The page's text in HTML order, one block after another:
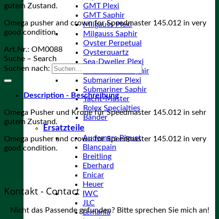
GMT Plexi
GMT Saphir
Milgauss Plexi
Milgauss Saphir
Oyster Perpetual
Oysterquartz
Sea-Dweller Plexi
Sea-Dweller Saphir
Submariner Plexi
Submariner Saphir
Yacht-Master
Rolex Specialties
Bänder
Ersatzteile
Audemars Piguet
Blancpain
Breitling
Eberhard
Enicar
Heuer
IWC
JLC
Lemania
gutem Zustand.
Omega pusher and crown for Speedmaster 145.012 in very
good condition.
Art.Nr.: OM0088
Suche – Search
Suchen nach:
Description - Beschreibung
Omega Pusher und Krone für Speedmaster 145.012 in sehr
gutem Zustand.
Omega pusher and crown for Speedmaster 145.012 in very
good condition.
Kontakt - Contact
Nicht das Passende gefunden? Bitte sprechen Sie mich an!